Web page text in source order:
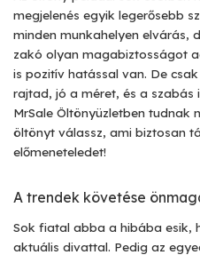
megjelenés egyik legerősebb
minden munkahelyen elvárás,
zakó olyan magabiztosságot
is pozitív hatással van. De
rajtad, jó a méret, és a
MrSale Öltönyüzletben tudnak
öltönyt válassz, ami biztosan
előmeneteledet!
A trendek követése
Sok fiatal abba a hibába esik,
aktuális divattal. Pedig az